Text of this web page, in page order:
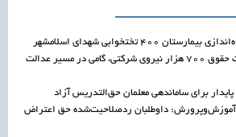
۴۰۰ تختخوابی شهدای اسلامشهر
حذف واسطه‌ها در پرداخت حقوق ۷۰۰ هزار نیروی شرکتی، گامی در مسیر عدالت
پایدار برای ساماندهی معلمان حق‌التدریس آزاد
آموزش‌وپرورش: داوطلبان ردصلاحیت‌شده حق اعتراض